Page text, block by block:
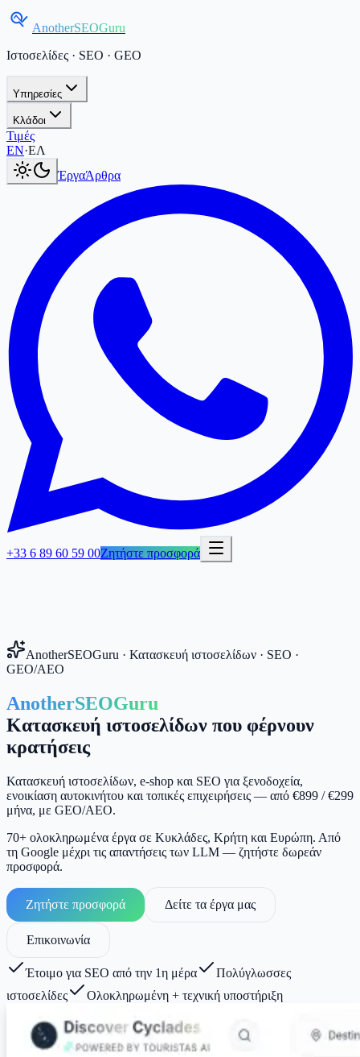
AnotherSEOGuru
Ιστοσελίδες · SEO · GEO
Υπηρεσίες
Κλάδοι
Τιμές
EN·ΕΛ
ΈργαΆρθρα
+33 6 89 60 59 00Ζητήστε προσφορά
AnotherSEOGuru · Κατασκευή ιστοσελίδων · SEO ·
GEO/AEO
AnotherSEOGuru
Κατασκευή ιστοσελίδων που φέρνουν
κρατήσεις
Κατασκευή ιστοσελίδων, e-shop και SEO για ξενοδοχεία,
ενοικίαση αυτοκινήτου και τοπικές επιχειρήσεις — από €899 / €299
μήνα, με GEO/AEO.
70+ ολοκληρωμένα έργα σε Κυκλάδες, Κρήτη και Ευρώπη. Από
τη Google μέχρι τις απαντήσεις των LLM — ζητήστε δωρεάν
προσφορά.
Ζητήστε προσφορά Δείτε τα έργα μας
Επικοινωνία
Έτοιμο για SEO από την 1η μέρα
Πολύγλωσσες
ιστοσελίδες
Ολοκληρωμένη + τεχνική υποστήριξη